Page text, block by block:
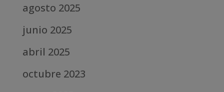
agosto 2025
junio 2025
abril 2025
octubre 2023